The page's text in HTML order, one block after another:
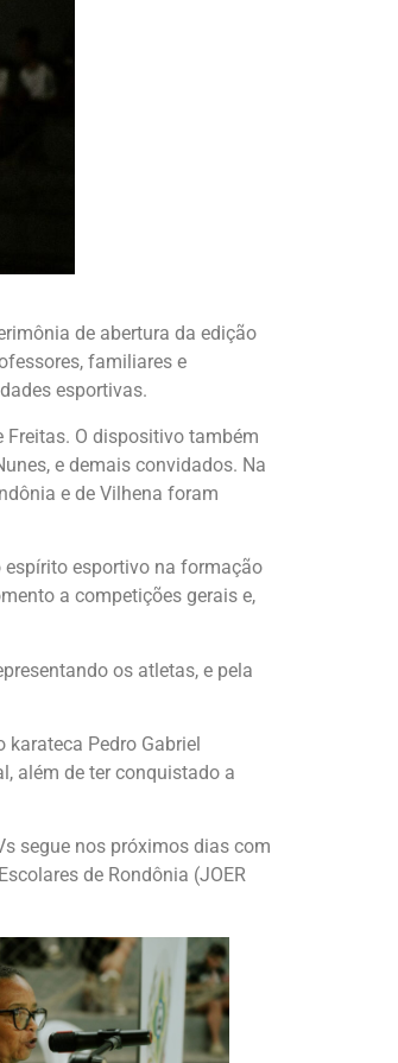
de abertura da edição
familiares e
esportivas.
O dispositivo também
e demais convidados. Na
e de Vilhena foram
espírito esportivo na formação
a competições gerais e,
os atletas, e pela
Pedro Gabriel
além de ter conquistado a
segue nos próximos dias com
de Rondônia (JOER